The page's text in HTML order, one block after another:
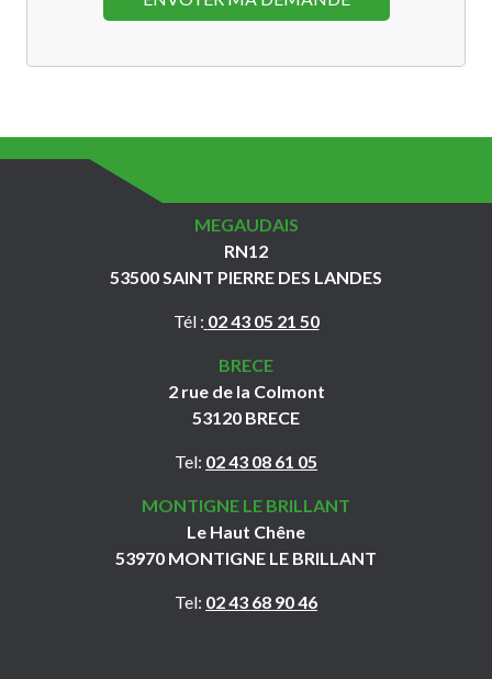
MEGAUDAIS
RN12
53500 SAINT PIERRE DES LANDES
Tél : 02 43 05 21 50
BRECE
2 rue de la Colmont
53120 BRECE
Tel: 02 43 08 61 05
MONTIGNE LE BRILLANT
Le Haut Chêne
53970 MONTIGNE LE BRILLANT
Tel: 02 43 68 90 46